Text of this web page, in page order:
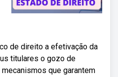
de direito a efetivação da
titulares o gozo de
que garantem